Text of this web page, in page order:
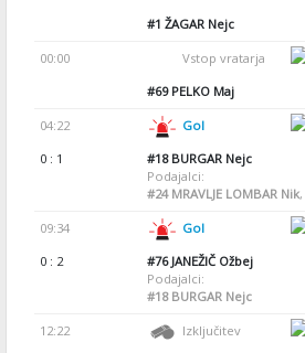
#1 ŽAGAR Nejc
00:00 Vstop vratarja
#69PELKO Maj
04:22 Gol
0 : 1
#18BURGAR Nejc
Podajalci:
#24MRAVLJE LOMBAR Nik,
09:34 Gol
0 : 2
#76JANEŽIČ Ožbej
Podajalci:
#18BURGAR Nejc
12:22 Izključitev